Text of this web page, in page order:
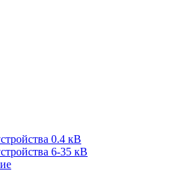
0.4 кВ
6-35 кВ